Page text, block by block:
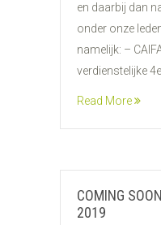
en daarbij dan
onder onze
namelijk: –
verdienstelijke 4e
Read More
COMING
2019